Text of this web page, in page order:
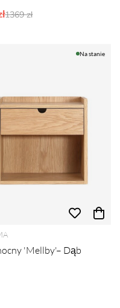
Ordynarne ceny:
1369 zł
Na stanie
'Mellby'– Dąb